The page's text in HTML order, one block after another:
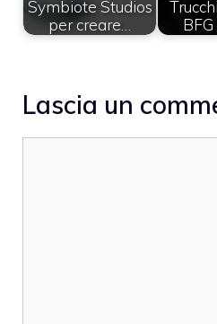
Symbiote Studios
per creare…
Lascia un